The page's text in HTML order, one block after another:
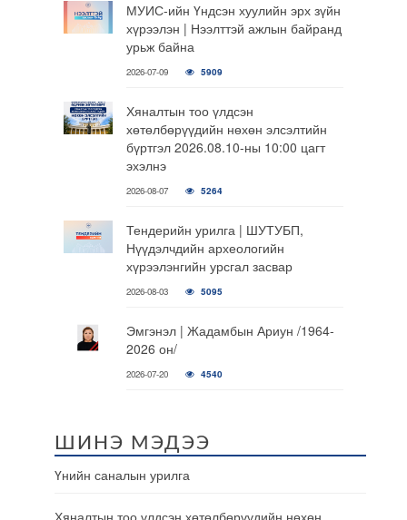
МУИС-ийн Үндсэн хуулийн эрх зүйн
хүрээлэн | Нээлттэй ажлын байранд
урьж байна
2026-07-09 5909
Хяналтын тоо үлдсэн
хөтөлбөрүүдийн нөхөн элсэлтийн
бүртгэл 2026.08.10-ны 10:00 цагт
эхэлнэ
2026-08-07 5264
Тендерийн урилга | ШУТУБП,
Нүүдэлчдийн археологийн
хүрээлэнгийн урсгал засвар
2026-08-03 5095
Эмгэнэл | Жадамбын Ариун /1964-
2026 он/
2026-07-20 4540
ШИНЭ МЭДЭЭ
Үнийн саналын урилга
Хяналтын тоо үлдсэн хөтөлбөрүүдийн нөхөн